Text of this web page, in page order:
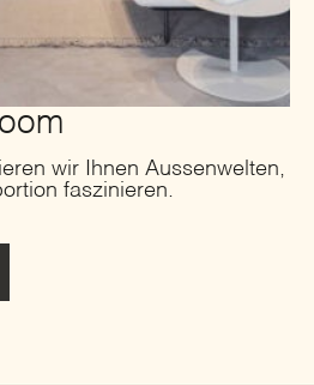
wir Ihnen Aussenwelten,
faszinieren.